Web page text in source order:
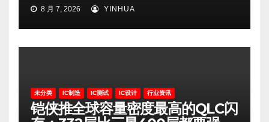
8 月 7, 2026 YINHUA
未分类 IC制造 IC测试 IC设计 行业资讯
铠侠推全球容量密度最高的QLC闪